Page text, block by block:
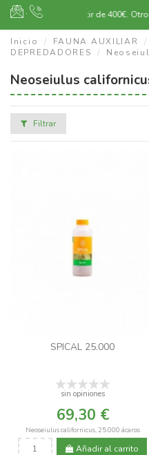
·
Envío gratuito a partir de 400€.
Inicio FAUNA AUXILIAR
DEPREDADORES
Neoseiulus
Filtrar
SPICAL 25.000
sin opiniones
69,30 €
Neoseiulus californicus, 25.000 ácaros
Añadir al carrito